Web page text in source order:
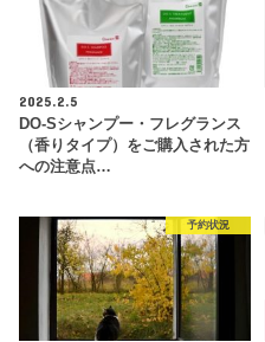
2025.2.5
DO-Sシャンプー・フレグランス
（香りタイプ）をご購入された方
への注意点…
予約状況